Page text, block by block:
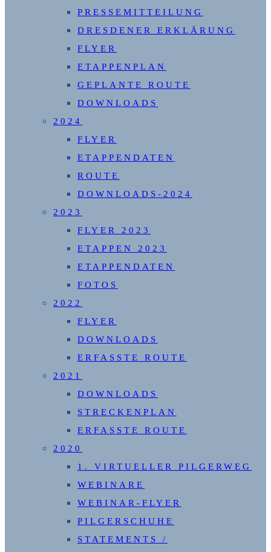
PRESSEMITTEILUNG
DRESDENER ERKLÄRUNG
FLYER
ETAPPENPLAN
GEPLANTE ROUTE
DOWNLOADS
2024
FLYER
ETAPPENDATEN
ROUTE
DOWNLOADS-2024
2023
FLYER 2023
ETAPPEN 2023
ETAPPENDATEN
FOTOS
2022
FLYER
DOWNLOADS
ERFASSTE ROUTE
2021
DOWNLOADS
STRECKENPLAN
ERFASSTE ROUTE
2020
1. VIRTUELLER PILGERWEG
WEBINARE
WEBINAR-FLYER
PILGERSCHUHE
STATEMENTS /